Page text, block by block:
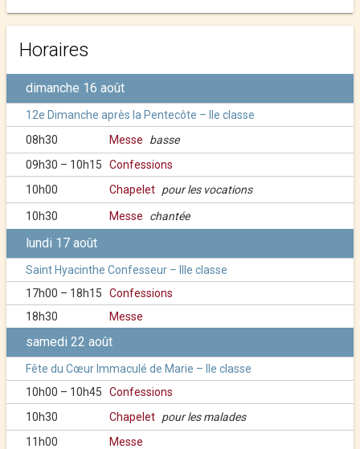
Horaires
dimanche 16 août
12e Dimanche après la Pentecôte – IIe classe
08h30
Messe
basse
09h30 – 10h15
Confessions
10h00
Chapelet pour les vocations
10h30 Messe chantée
lundi 17 août
Saint Hyacinthe Confesseur – IIIe classe
17h00 – 18h15
Confessions
18h30
Messe
samedi 22 août
Fête du Cœur Immaculé de Marie – IIe classe
10h00 – 10h45
Confessions
10h30
Chapelet pour les malades
11h00
Messe